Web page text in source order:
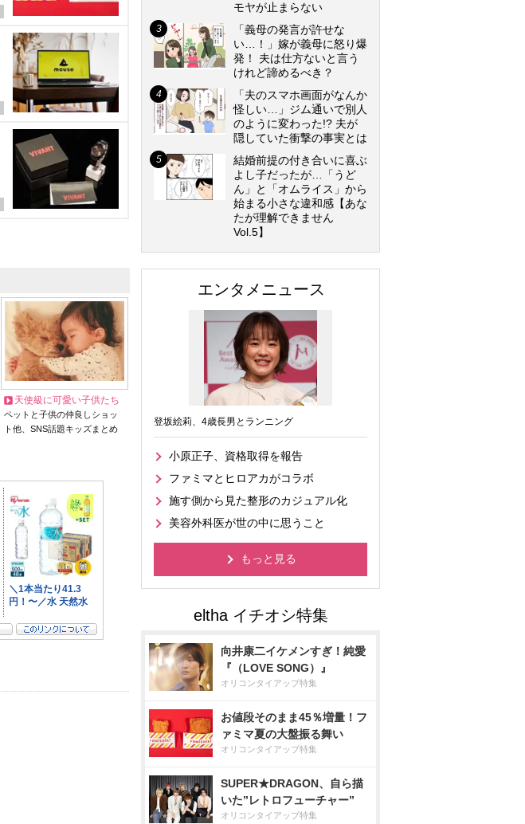
天使級に可愛い子供たち
ペットと子供の仲良しショッ
ト他、SNS話題キッズまとめ
モヤが止まらない
「義母の発言が許せな
い…！」嫁が義母に怒り爆
発！ 夫は仕方ないと言う
けれど諦めるべき？
「夫のスマホ画面がなんか
怪しい…」ジム通いで別人
のように変わった!? 夫が
隠していた衝撃の事実とは
結婚前提の付き合いに喜ぶ
よし子だったが…「うど
ん」と「オムライス」から
始まる小さな違和感【あな
たが理解できません
Vol.5】
エンタメニュース
登坂絵莉、4歳長男とランニング
小原正子、資格取得を報告
ファミマとヒロアカがコラボ
施す側から見た整形のカジュアル化
美容外科医が世の中に思うこと
もっと見る
向井康二イケメンすぎ！純愛
『（LOVE SONG）』
オリコンタイアップ特集
お値段そのまま45％増量！フ
ァミマ夏の大盤振る舞い
オリコンタイアップ特集
SUPER★DRAGON、自ら描
いた”レトロフューチャー”
オリコンタイアップ特集